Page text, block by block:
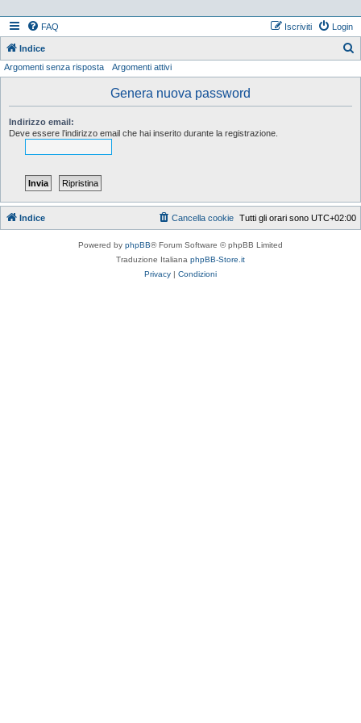
FAQ Login
Iscriviti
Indice
Argomenti senza risposta Argomenti attivi
Genera nuova password
Indirizzo email:
Deve essere l’indirizzo email che hai inserito durante la registrazione.
Indice Tutti gli orari sono UTC+02:00
Cancella cookie
Powered by phpBB® Forum Software © phpBB Limited
Traduzione Italiana phpBB-Store.it
Privacy | Condizioni